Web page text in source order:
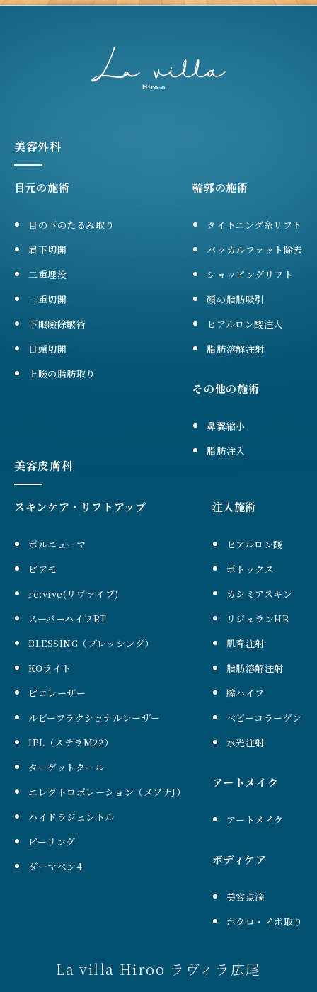
美容外科
目元の施術
目の下のたるみ取り
眉下切開
二重埋没
二重切開
下眼瞼除皺術
目頭切開
上瞼の脂肪取り
輪郭の施術
タイトニング糸リフト
バッカルファット除去
ショッピングリフト
顔の脂肪吸引
ヒアルロン酸注入
脂肪溶解注射
その他の施術
鼻翼縮小
脂肪注入
美容皮膚科
スキンケア・リフトアップ
ボルニューマ
ピアモ
re:vive(リヴァイブ)
スーパーハイフRT
BLESSING（ブレッシング）
KOライト
ピコレーザー
ルビーフラクショナルレーザー
IPL（ステラM22）
ターゲットクール
エレクトロポレーション（メソナJ）
ハイドラジェントル
ピーリング
ダーマペン4
注入施術
ヒアルロン酸
ボトックス
カシミアスキン
リジュランHB
肌育注射
脂肪溶解注射
膣ハイフ
ベビーコラーゲン
水光注射
アートメイク
アートメイク
ボディケア
美容点滴
ホクロ・イボ取り
La villa Hiroo ラヴィラ広尾